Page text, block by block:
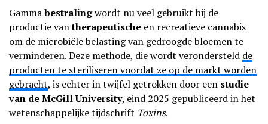
Gammabestralingwordt nu veel gebruikt bij de
productie vantherapeutische en recreatieve cannabis
om de microbiële belasting van gedroogde bloemen te
verminderen. Deze methode, die wordt verondersteld de
producten te steriliseren voordat ze op de markt worden
gebracht, is echter in twijfel getrokken door een studie
van de McGill University, eind 2025 gepubliceerd in het
wetenschappelijke tijdschrift Toxins.